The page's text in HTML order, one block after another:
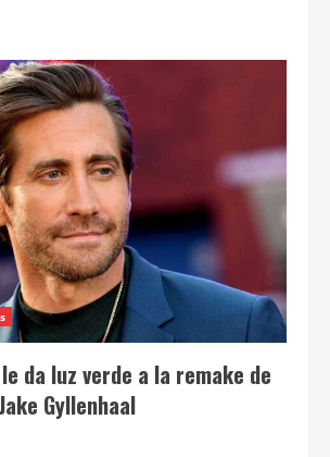
da luz verde a la remake de
Gyllenhaal